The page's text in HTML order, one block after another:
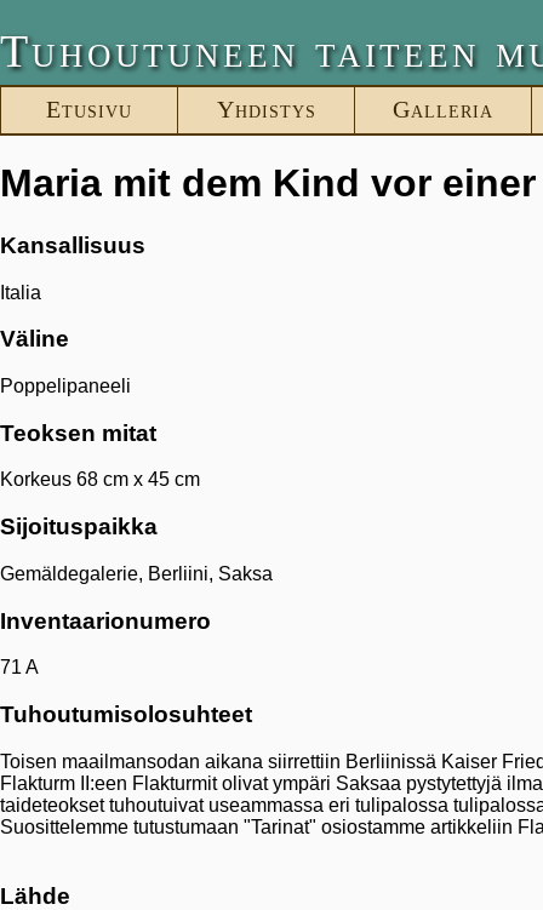
Tuhoutuneen taiteen
Etusivu Yhdistys Galleria
Maria mit dem Kind vor
Kansallisuus
Italia
Väline
Poppelipaneeli
Teoksen mitat
Korkeus 68 cm x 45 cm
Sijoituspaikka
Gemäldegalerie, Berliini, Saksa
Inventaarionumero
71 A
Tuhoutumisolosuhteet
Toisen maailmansodan aikana siirrettiin Berliinissä Kaiser
Flakturm II:een Flakturmit olivat ympäri Saksaa pystytettyjä
taideteokset tuhoutuivat useammassa eri tulipalossa
Suosittelemme tutustumaan "Tarinat" osiostamme artikkeliin
Lähde